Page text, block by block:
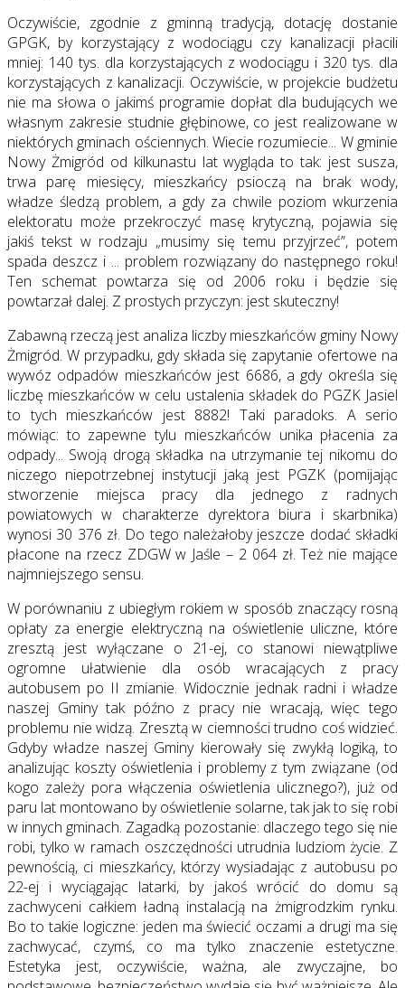
Oczywiście, zgodnie z gminną tradycją, dotację dostanie
GPGK, by korzystający z wodociągu czy kanalizacji płacili
mniej: 140 tys. dla korzystających z wodociągu i 320 tys. dla
korzystających z kanalizacji. Oczywiście, w projekcie budżetu
nie ma słowa o jakimś programie dopłat dla budujących we
własnym zakresie studnie głębinowe, co jest realizowane w
niektórych gminach ościennych. Wiecie rozumiecie... W gminie
Nowy Żmigród od kilkunastu lat wygląda to tak: jest susza,
trwa parę miesięcy, mieszkańcy psioczą na brak wody,
władze śledzą problem, a gdy za chwile poziom wkurzenia
elektoratu może przekroczyć masę krytyczną, pojawia się
jakiś tekst w rodzaju „musimy się temu przyjrzeć”, potem
spada deszcz i ... problem rozwiązany do następnego roku!
Ten schemat powtarza się od 2006 roku i będzie się
powtarzał dalej. Z prostych przyczyn: jest skuteczny!
Zabawną rzeczą jest analiza liczby mieszkańców gminy Nowy
Żmigród. W przypadku, gdy składa się zapytanie ofertowe na
wywóz odpadów mieszkańców jest 6686, a gdy określa się
liczbę mieszkańców w celu ustalenia składek do PGZK Jasiel
to tych mieszkańców jest 8882! Taki paradoks. A serio
mówiąc: to zapewne tylu mieszkańców unika płacenia za
odpady... Swoją drogą składka na utrzymanie tej nikomu do
niczego niepotrzebnej instytucji jaką jest PGZK (pomijając
stworzenie miejsca pracy dla jednego z radnych
powiatowych w charakterze dyrektora biura i skarbnika)
wynosi 30 376 zł. Do tego należałoby jeszcze dodać składki
płacone na rzecz ZDGW w Jaśle – 2 064 zł. Też nie mające
najmniejszego sensu.
W porównaniu z ubiegłym rokiem w sposób znaczący rosną
opłaty za energie elektryczną na oświetlenie uliczne, które
zresztą jest wyłączane o 21-ej, co stanowi niewątpliwe
ogromne ułatwienie dla osób wracających z pracy
autobusem po II zmianie. Widocznie jednak radni i władze
naszej Gminy tak późno z pracy nie wracają, więc tego
problemu nie widzą. Zresztą w ciemności trudno coś widzieć.
Gdyby władze naszej Gminy kierowały się zwykłą logiką, to
analizując koszty oświetlenia i problemy z tym związane (od
kogo zależy pora włączenia oświetlenia ulicznego?), już od
paru lat montowano by oświetlenie solarne, tak jak to się robi
w innych gminach. Zagadką pozostanie: dlaczego tego się nie
robi, tylko w ramach oszczędności utrudnia ludziom życie. Z
pewnością, ci mieszkańcy, którzy wysiadając z autobusu po
22-ej i wyciągając latarki, by jakoś wrócić do domu są
zachwyceni całkiem ładną instalacją na żmigrodzkim rynku.
Bo to takie logiczne: jeden ma świecić oczami a drugi ma się
zachwycać, czymś, co ma tylko znaczenie estetyczne.
Estetyka jest, oczywiście, ważna, ale zwyczajne, bo